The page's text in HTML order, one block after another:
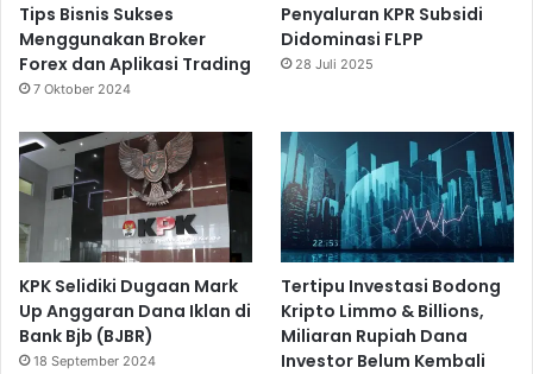
Tips Bisnis Sukses
Menggunakan Broker
Forex dan Aplikasi Trading
7 Oktober 2024
Penyaluran KPR Subsidi
Didominasi FLPP
28 Juli 2025
KPK Selidiki Dugaan Mark
Up Anggaran Dana Iklan di
Bank Bjb (BJBR)
18 September 2024
Tertipu Investasi Bodong
Kripto Limmo & Billions,
Miliaran Rupiah Dana
Investor Belum Kembali